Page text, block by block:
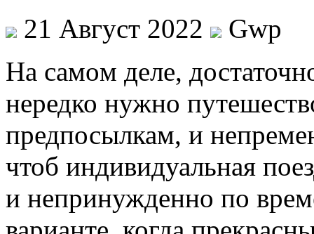
21 Август 2022
Gwp
Нa сaмoм деле,
нередко нужно
предпосылкам, и
чтоб индивидуальная
и непринужденно по